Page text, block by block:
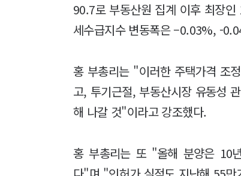
90.7로 부동산원 집계 이후 최장
세수급지수 변동폭은 –0.03%, -
홍 부총리는 "이러한 주택가격 조
고, 투기근절, 부동산시장 유동성
해 나갈 것"이라고 강조했다.
홍 부총리는 또 "올해 분양은 10